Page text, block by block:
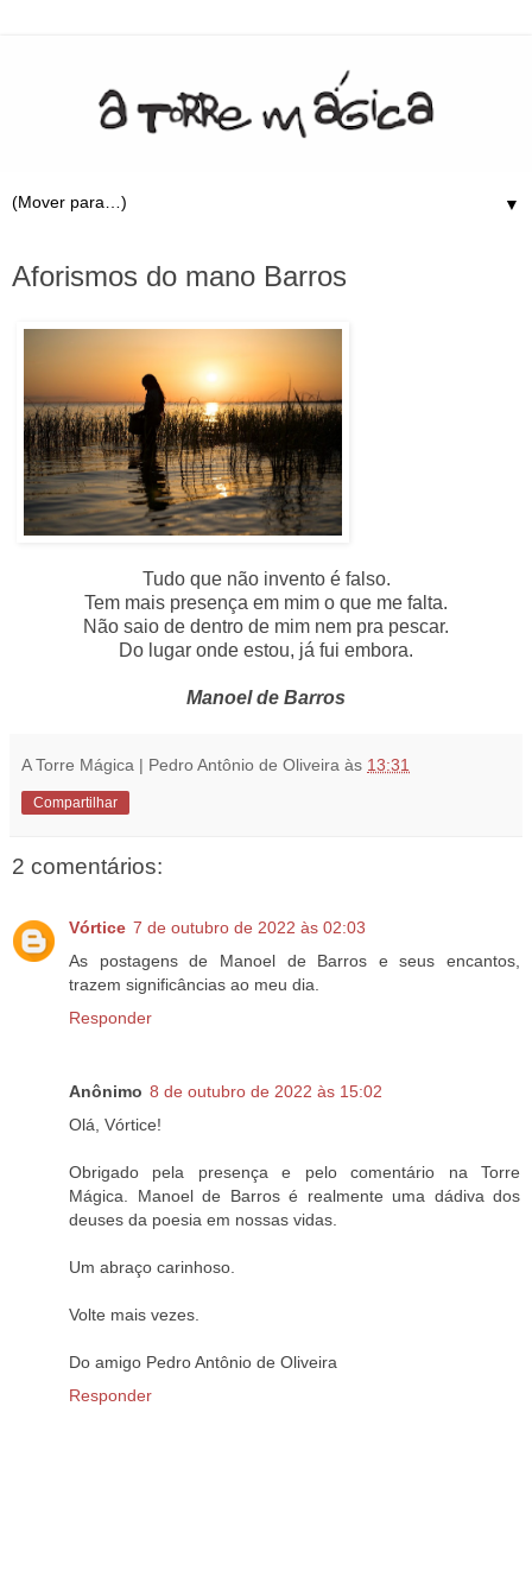
▼
Aforismos do mano Barros
Tudo que não invento é falso.
Tem mais presença em mim o que me falta.
Não saio de dentro de mim nem pra pescar.
Do lugar onde estou, já fui embora.
Manoel de Barros
A Torre Mágica | Pedro Antônio de Oliveira às 13:31
Compartilhar
2 comentários:
Vórtice 7 de outubro de 2022 às 02:03
As postagens de Manoel de Barros e seus encantos,
trazem significâncias ao meu dia.
Responder
Anônimo 8 de outubro de 2022 às 15:02
Olá, Vórtice!
Obrigado pela presença e pelo comentário na Torre
Mágica. Manoel de Barros é realmente uma dádiva dos
deuses da poesia em nossas vidas.
Um abraço carinhoso.
Volte mais vezes.
Do amigo Pedro Antônio de Oliveira
Responder